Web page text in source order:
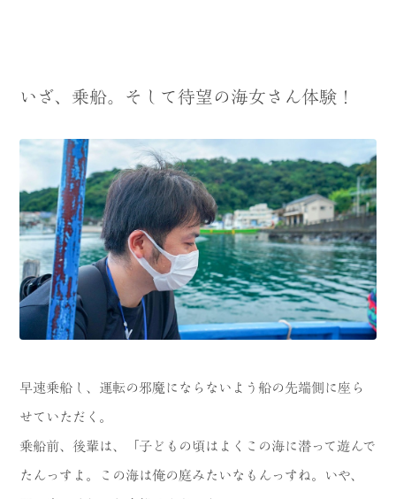
いざ、乗船。そして待望の海女さん体験！
早速乗船し、運転の邪魔にならないよう船の先端側に座ら
せていただく。
乗船前、後輩は、「子どもの頃はよくこの海に潜って遊んで
たんっすよ。この海は俺の庭みたいなもんっすね。いや、